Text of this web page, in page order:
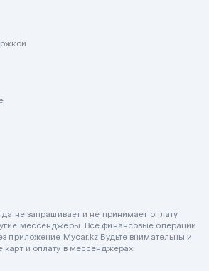
не запрашивает и не принимает оплату
мессенджеры. Все финансовые операции
приложение Mycar.kz Будьте внимательны и
и оплату в мессенджерах.